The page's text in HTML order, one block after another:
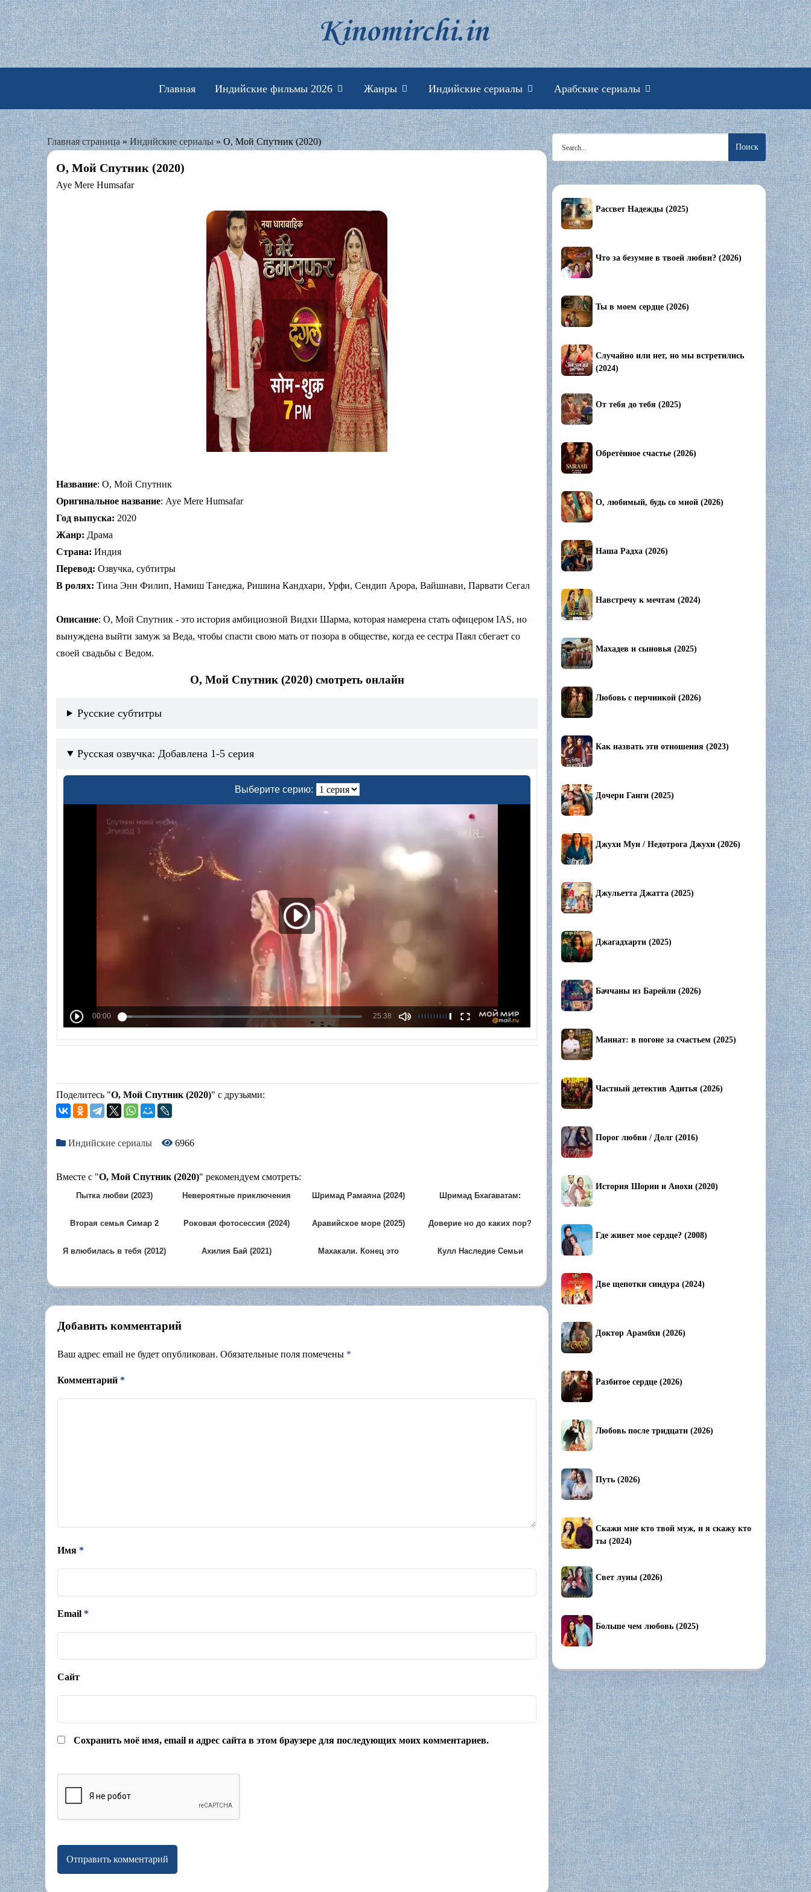
Skip
to
content
Индийские фильмы смотреть онлайн
Главная Индийские фильмы 2026 Жанры Индийские сериалы Арабские сериалы
Главная страница»Индийские сериалы»О, Мой Спутник (2020)
О, Мой Спутник (2020)
Aye Mere Humsafar
Название: О, Мой Спутник
Оригинальное название: Aye Mere Humsafar
Год выпуска: 2020
Жанр: Драма
Страна: Индия
Перевод: Озвучка, субтитры
В ролях: Тина Энн Филип, Намиш Танеджа, Ришина Кандхари, Урфи, Сендип Арора, Вайшнави, Парвати Сегал
Описание: О, Мой Спутник - это история амбициозной Видхи Шарма, которая намерена стать офицером IAS, но
вынуждена выйти замуж за Веда, чтобы спасти свою мать от позора в обществе, когда ее сестра Паял сбегает со
своей свадьбы с Ведом.
О, Мой Спутник (2020) смотреть онлайн
Русские субтитры
Русская озвучка: Добавлена 1-5 серия
Выберите серию:
Поделитесь "О, Мой Спутник (2020)" с друзьями:
Индийские сериалы 6966
Вместе с "О, Мой Спутник (2020)" рекомендуем смотреть:
Пытка любви (2023)
Невероятные приключения
Шримад Рамаяна (2024)
Шримад Бхагаватам:
Вторая семья Симар 2
Роковая фотосессия (2024) Аравийское море (2025)
Доверие но до каких пор?
Я влюбилась в тебя (2012) Ахилия Бай (2021)
Махакали. Конец это
Кулл Наследие Семьи
Добавить комментарий
Ваш адрес email не будет опубликован. Обязательные поля помечены *
Комментарий *
Имя *
Email *
Сайт
Сохранить моё имя, email и адрес сайта в этом браузере для последующих моих комментариев.
Search
for:
Рассвет Надежды (2025)
Что за безумие в твоей любви? (2026)
Ты в моем сердце (2026)
Случайно или нет, но мы встретились
(2024)
От тебя до тебя (2025)
Обретённое счастье (2026)
О, любимый, будь со мной (2026)
Наша Радха (2026)
Навстречу к мечтам (2024)
Махадев и сыновья (2025)
Любовь с перчинкой (2026)
Как назвать эти отношения (2023)
Дочери Ганги (2025)
Джухи Муи / Недотрога Джухи (2026)
Джульетта Джатта (2025)
Джагадхарти (2025)
Баччаны из Барейли (2026)
Маннат: в погоне за счастьем (2025)
Частный детектив Адитья (2026)
Порог любви / Долг (2016)
История Шории и Анохи (2020)
Где живет мое сердце? (2008)
Две щепотки синдура (2024)
Доктор Арамбхи (2026)
Разбитое сердце (2026)
Любовь после тридцати (2026)
Путь (2026)
Скажи мне кто твой муж, и я скажу кто
ты (2024)
Свет луны (2026)
Больше чем любовь (2025)